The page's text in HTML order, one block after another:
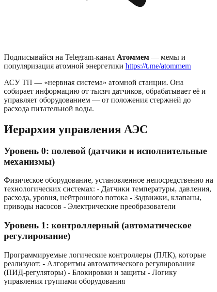
Подписывайся на Telegram-канал Атоммем — мемы и
популяризация атомной энергетики https://t.me/atommem
АСУ ТП — «нервная система» атомной станции. Она
собирает информацию от тысяч датчиков, обрабатывает её и
управляет оборудованием — от положения стержней до
расхода питательной воды.
Иерархия управления АЭС
Уровень 0: полевой (датчики и исполнительные
механизмы)
Физическое оборудование, установленное непосредственно на
технологических системах: - Датчики температуры, давления,
расхода, уровня, нейтронного потока - Задвижки, клапаны,
приводы насосов - Электрические преобразователи
Уровень 1: контроллерный (автоматическое
регулирование)
Программируемые логические контроллеры (ПЛК), которые
реализуют: - Алгоритмы автоматического регулирования
(ПИД-регуляторы) - Блокировки и защиты - Логику
управления группами оборудования